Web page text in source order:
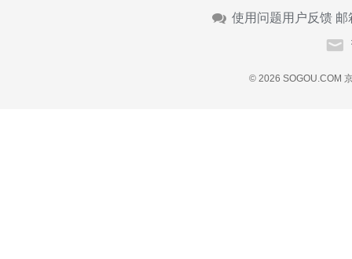
使用问题用户反馈 邮
© 2026 SOGOU.COM